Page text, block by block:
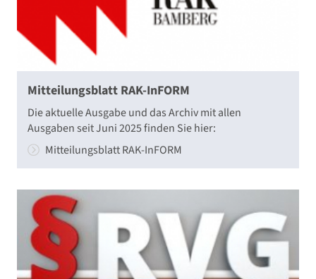
Mitteilungsblatt RAK-InFORM
Die aktuelle Ausgabe und das Archiv mit allen
Ausgaben seit Juni 2025 finden Sie hier:
Mitteilungsblatt RAK-InFORM